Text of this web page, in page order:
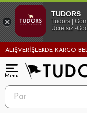
KARGO
TUDORS
Tudors |
Ücretsiz -